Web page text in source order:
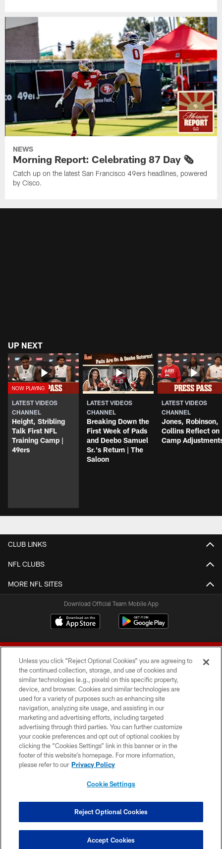
NEWS
Morning Report: Celebrating 87 Day 🗞️
Catch up on the latest San Francisco 49ers headlines, powered
by Cisco.
UP NEXT
LATEST VIDEOS
CHANNEL
Height, Stribling
Talk First NFL
Training Camp |
49ers
LATEST VIDEOS
CHANNEL
Breaking Down the
First Week of Pads
and Deebo Samuel
Sr.'s Return | The
Saloon
LATEST VIDEOS
CHANNEL
Jones, Robinson,
Collins Reflect on
Camp
CLUB LINKS
NFL CLUBS
MORE NFL SITES
Download Official Team Mobile App
© 2026 Forty Niners Football Company LLC
TERMS AND CONDITIONS
PRIVACY POLICY
ACCESSIBILITY
CONTACT US
COOKIE SETTINGS
Unless you click “Reject Optional Cookies” you are agreeing to
the continued collection, storage, and use of cookies and
similar technologies (e.g., pixels) on this specific property,
device, and browser. Cookies and similar technologies are
used for a variety of purposes such as enhancing site
navigation, analyzing site usage, and assisting in our
marketing and advertising efforts, including targeted
advertising through third parties. You can further customize
your cookie preferences and opt out of optional cookies by
clicking the “Cookies Settings” link in this banner or in the
footer of this website’s homepage. For more information,
please refer to our Privacy Policy
Cookie Settings
Reject Optional Cookies
Accept Cookies